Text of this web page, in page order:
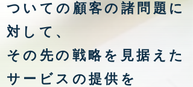
ついての顧客の諸問題に
対して、
その先の戦略を見据えた
サービスの提供を